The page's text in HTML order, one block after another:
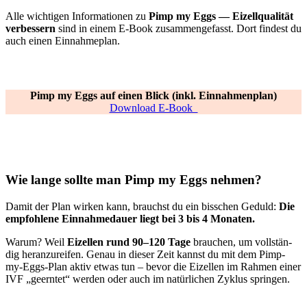
Alle wich­ti­gen Infor­ma­tio­nen zu Pimp my Eggs — Eizell­qua­li­tät
ver­bes­sern sind in einem E‑Book zusam­men­ge­fasst. Dort fin­dest du
auch einen Ein­nah­me­plan.
Pimp my Eggs auf einen Blick (inkl. Ein­nah­men­plan)
Down­load E‑Book
Wie lan­ge soll­te man Pimp my Eggs neh­men?
Damit der Plan wir­ken kann, brauchst du ein biss­chen Geduld: Die
emp­foh­le­ne Ein­nah­me­dau­er liegt bei 3 bis 4 Mona­ten.
War­um? Weil Eizel­len rund 90–120 Tage brau­chen, um voll­stän­
dig her­an­zu­rei­fen. Genau in die­ser Zeit kannst du mit dem Pimp-
my-Eggs-Plan aktiv etwas tun – bevor die Eizel­len im Rah­men einer
IVF „geern­tet“ wer­den oder auch im natür­li­chen Zyklus sprin­gen.